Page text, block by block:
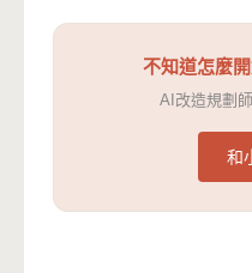
不知道怎麼
AI改造規劃
和